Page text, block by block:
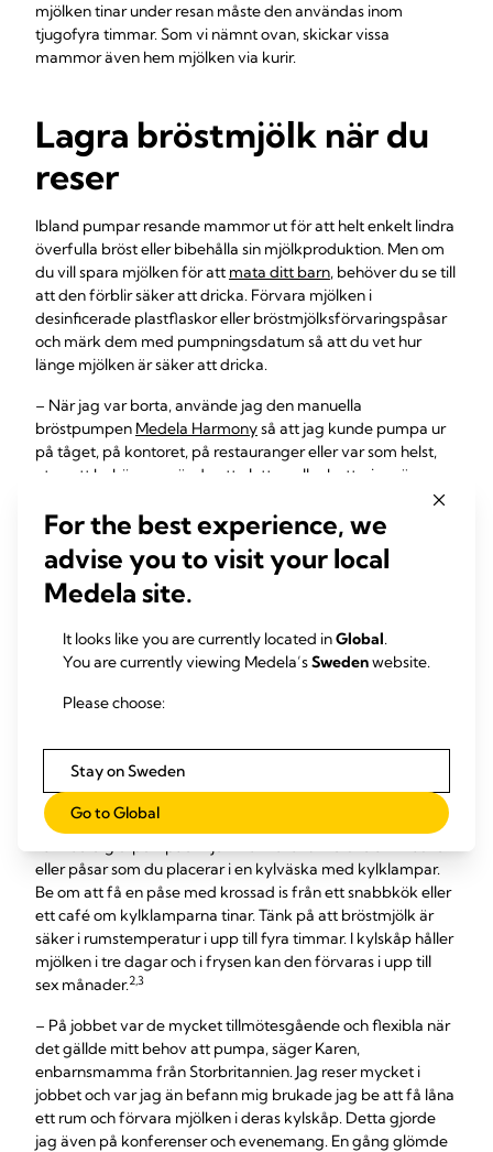
mjölken tinar under resan måste den användas inom
tjugofyra timmar. Som vi nämnt ovan, skickar vissa
mammor även hem mjölken via kurir.
Lagra bröstmjölk när du
reser
Ibland pumpar resande mammor ut för att helt enkelt lindra
överfulla bröst eller bibehålla sin mjölkproduktion. Men om
du vill spara mjölken för att mata ditt barn, behöver du se till
att den förblir säker att dricka. Förvara mjölken i
desinficerade plastflaskor eller bröstmjölksförvaringspåsar
och märk dem med pumpningsdatum så att du vet hur
länge mjölken är säker att dricka.
– När jag var borta, använde jag den manuella
bröstpumpen Medela Harmonyså att jag kunde pumpa ur
på tåget, på kontoret, på restauranger eller var som helst,
utan att behöva använda ett eluttag eller batterier, säger
Hazel, tvåbarnsmamma från Storbritannien. Jag pumpade
oftast ur för att upprätthålla min mjölkproduktion och lindra
obehaget, men ibland tog jag med mig frysklampar och
förvaringspåsar för att ta med mig mjölken hem.
Förvara din mjölk i ett kylskåp eller en frys under dagen
innan du överför den till en kylväska. Om du använder en
delad frys, märk behållaren tydligt så att ingen häller din
noggrant urpumpade mjölk i sitt kaffe!
Transportera din
bröstmjölk
eller påsar som du placerar i en kylväska med kylklampar.
Be om att få en påse med krossad is från ett snabbkök eller
ett café om kylklamparna tinar. Tänk på att bröstmjölk är
säker i rumstemperatur i upp till fyra timmar. I kylskåp håller
mjölken i tre dagar och i frysen kan den förvaras i upp till
sex månader.2,3
– På jobbet var de mycket tillmötesgående och flexibla när
det gällde mitt behov att pumpa, säger Karen,
enbarnsmamma från Storbritannien. Jag reser mycket i
jobbet och var jag än befann mig brukade jag be att få låna
ett rum och förvara mjölken i deras kylskåp. Detta gjorde
jag även på konferenser och evenemang. En gång glömde
For the best experience, we
advise you to visit your local
Medela site.
It looks like you are currently located inGlobal.
You are currently viewing Medela’sSwedenwebsite.
Please choose:
Stay on Sweden
Go to Global